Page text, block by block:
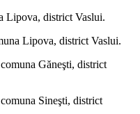
Lipova, district Vaslui.
Lipova, district Vaslui.
Găneşti, district
Sineşti, district